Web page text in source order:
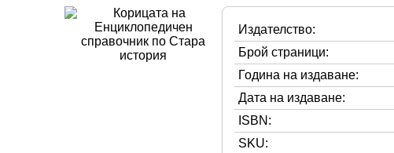
Издателство:
Брой страници:
Година на издаване:
Дата на издаване:
ISBN:
SKU: